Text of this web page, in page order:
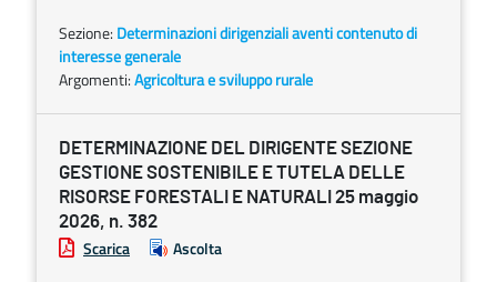
Sezione: Determinazioni dirigenziali aventi contenuto di
interesse generale
Argomenti:Agricoltura e sviluppo rurale
DETERMINAZIONE DEL DIRIGENTE SEZIONE
GESTIONE SOSTENIBILE E TUTELA DELLE
RISORSE FORESTALI E NATURALI 25 maggio
2026, n. 382
Scarica Ascolta